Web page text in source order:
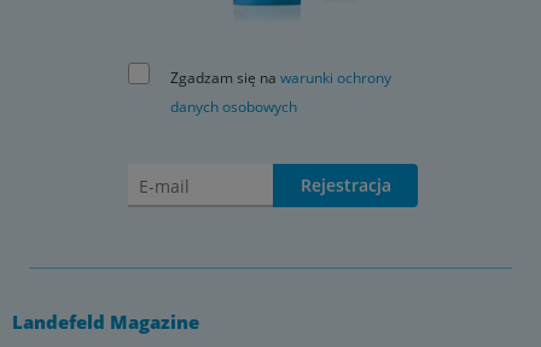
Zgadzam się na warunki ochrony
danych osobowych
Rejestracja
Landefeld Magazine